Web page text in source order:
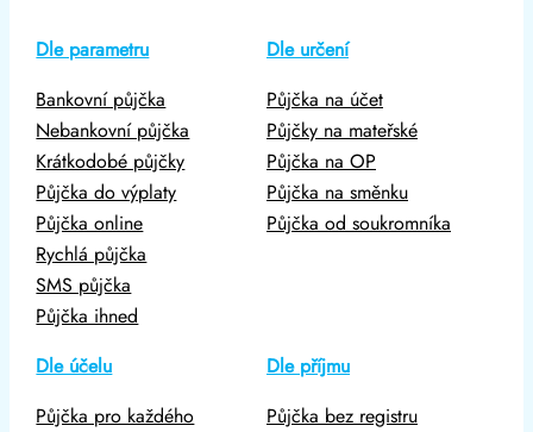
Dle parametru
Bankovní půjčka
Nebankovní půjčka
Krátkodobé půjčky
Půjčka do výplaty
Půjčka online
Rychlá půjčka
SMS půjčka
Půjčka ihned
Dle určení
Půjčka na účet
Půjčky na mateřské
Půjčka na OP
Půjčka na směnku
Půjčka od soukromníka
Dle účelu
Půjčka pro každého
Dle příjmu
Půjčka bez registru